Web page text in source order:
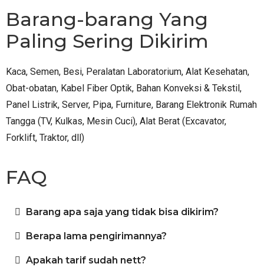
Barang-barang Yang
Paling Sering Dikirim
Kaca, Semen, Besi, Peralatan Laboratorium, Alat Kesehatan,
Obat-obatan, Kabel Fiber Optik, Bahan Konveksi & Tekstil,
Panel Listrik, Server, Pipa, Furniture, Barang Elektronik Rumah
Tangga (TV, Kulkas, Mesin Cuci), Alat Berat (Excavator,
Forklift, Traktor, dll)
FAQ
Barang apa saja yang tidak bisa dikirim?
Berapa lama pengirimannya?
Apakah tarif sudah nett?